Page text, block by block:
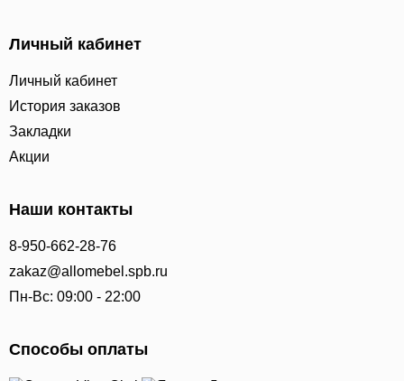
Личный кабинет
Личный кабинет
История заказов
Закладки
Акции
Наши контакты
8-950-662-28-76
zakaz@allomebel.spb.ru
Пн-Вс: 09:00 - 22:00
Способы оплаты